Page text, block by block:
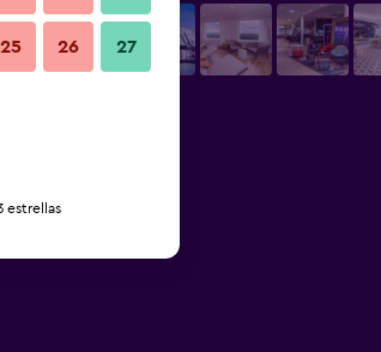
25 26 27
estrellas